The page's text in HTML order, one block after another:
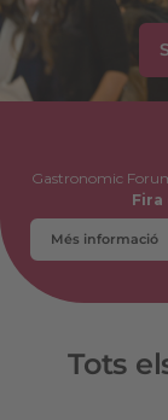
Gastronomic
Fira
Més informació
Tots